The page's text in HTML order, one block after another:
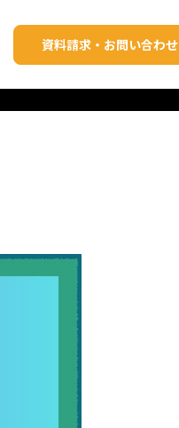
資料請求・お問い合わせ